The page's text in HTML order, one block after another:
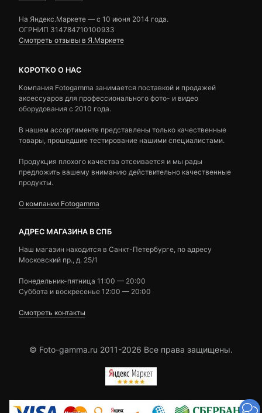
На Яндекс.Маркете — c 10 июня 2014 года.
ОГРНИП 314784710100933
Смотреть отзывы в Я.Маркете
КОРОТКО О НАС
Компания Fotogamma занимается поставкой и продажей
аксессуаров для профессионального фото- и видео
оборудования с 2010 года.
В нашем ассортименте представлены только качественные
товары, прошедшие тестирование нашими специалистами.
Продукция плохого качества отсеивается и мы рады
предложить вашему вниманию действительно качественные
продукты.
О компании Fotogamma
АДРЕС МАГАЗИНА В СПБ
Наш магазин находится в Санкт-Петербурге, по адресу
Московский пр., д. 25/1
Понедельник-пятница 11:00 — 20:00
Суббота и воскресенье 12:00 — 20:00
Смотреть контакты
© Foto-gamma.ru 2011-2026 Все права защищены.